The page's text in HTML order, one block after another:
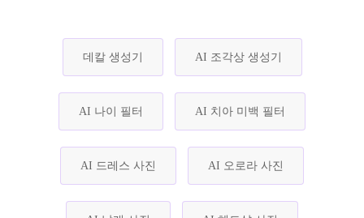
데칼 생성기 AI 조각상 생성기
AI 나이 필터 AI 치아 미백 필터
AI 드레스 사진 AI 오로라 사진